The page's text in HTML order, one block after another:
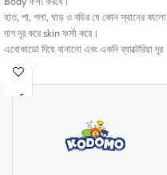
হাত, পা, গলা, ঘাড় ও বডির যে কোন স্থানের কালো
দাগ দূর করে skin ফর্সা করে।
এবোকাডো দিয়ে বানানো এবং একনি ব্যাক্টেরিয়া দূর
করে।
ছেলে-মেয়ে উভয়ে ব্যবহার করতে পারবে।
কোনো প্রকার সাইড ইফেক্ট নেই।